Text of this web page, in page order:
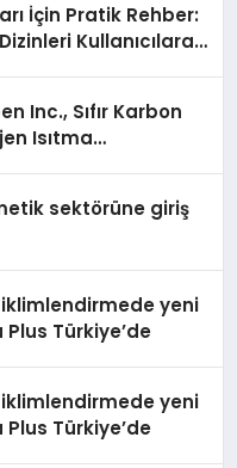
İçin Pratik Rehber:
Kullanıcılara
Inc., Sıfır Karbon
Isıtma
sektörüne giriş
iklimlendirmede yeni
Türkiye’de
iklimlendirmede yeni
Türkiye’de